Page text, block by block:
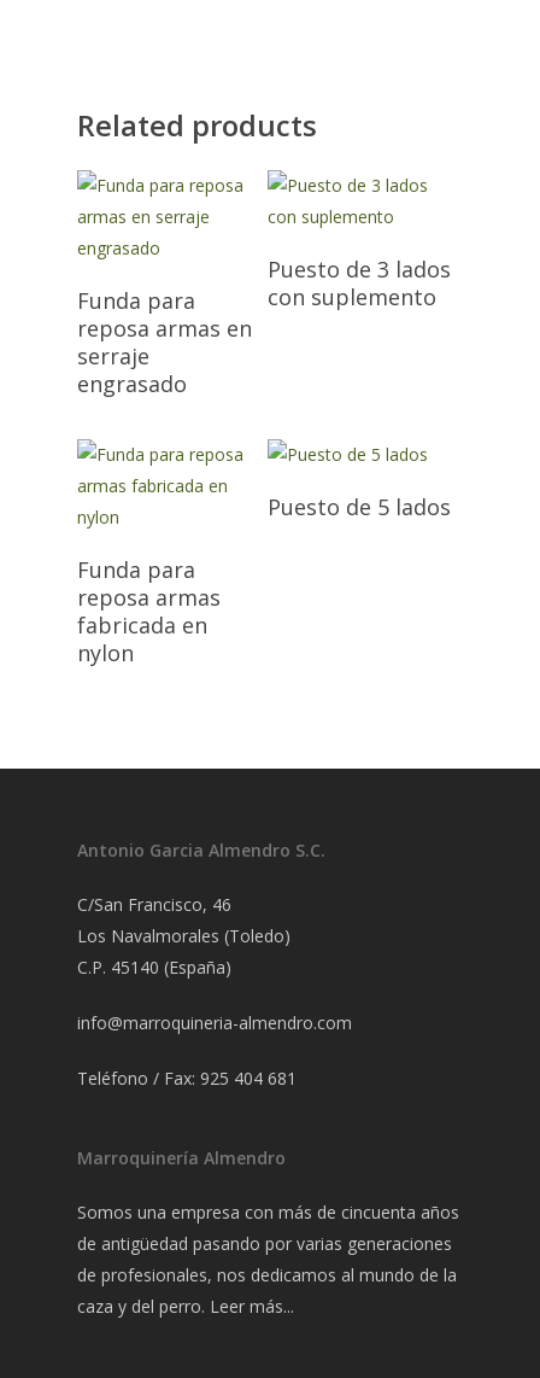
Related products
Funda para
reposa armas en
serraje
engrasado
Puesto de 3 lados
con suplemento
Funda para
reposa armas
fabricada en
nylon
Puesto de 5 lados
Antonio Garcia Almendro S.C.
C/San Francisco, 46
Los Navalmorales (Toledo)
C.P. 45140 (España)
info@marroquineria-almendro.com
Teléfono / Fax: 925 404 681
Marroquinería Almendro
Somos una empresa con más de cincuenta años
de antigüedad pasando por varias generaciones
de profesionales, nos dedicamos al mundo de la
caza y del perro. Leer más...